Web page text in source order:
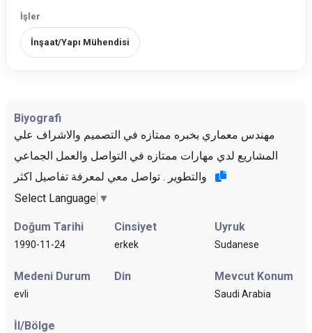
İşler
İnşaat/Yapı Mühendisi
Biyografi
مهندس معماري بخبره ممتازه في التصميم والاشراف علي
المشاريع لدي مهارات ممتازه في التواصل والعمل الجماعي
Select Language ▼
Doğum Tarihi
1990-11-24
Cinsiyet
erkek
Uyruk
Sudanese
Medeni Durum
evli
Din Mevcut Konum
Saudi Arabia
İl/Bölge